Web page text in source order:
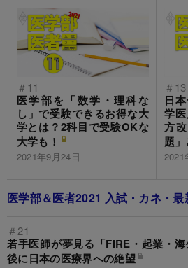
＃11
医学部を「数学・理科な
し」で受験できるお得な大
学とは？2科目で受験OKな
大学も！
2021年9月24日
＃13
日
学
方
題」
2021
医学部＆医者2021 入試・カネ・最
＃21
若手医師が夢見る「FIRE・起業・
後に日本の医療界への絶望